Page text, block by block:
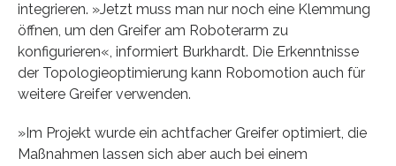
integrieren. »Jetzt muss man nur noch eine Klemmung
öffnen, um den Greifer am Roboterarm zu
konfigurieren«, informiert Burkhardt. Die Erkenntnisse
der Topologieoptimierung kann Robomotion auch für
weitere Greifer verwenden.
»Im Projekt wurde ein achtfacher Greifer optimiert, die
Maßnahmen lassen sich aber auch bei einem